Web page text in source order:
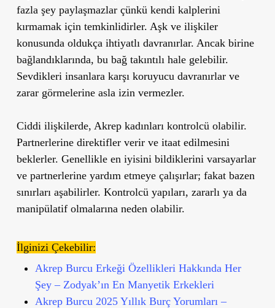
fazla şey paylaşmazlar çünkü kendi kalplerini
kırmamak için temkinlidirler. Aşk ve ilişkiler
konusunda oldukça ihtiyatlı davranırlar. Ancak birine
bağlandıklarında, bu bağ takıntılı hale gelebilir.
Sevdikleri insanlara karşı koruyucu davranırlar ve
zarar görmelerine asla izin vermezler.
Ciddi ilişkilerde, Akrep kadınları kontrolcü olabilir.
Partnerlerine direktifler verir ve itaat edilmesini
beklerler. Genellikle en iyisini bildiklerini varsayarlar
ve partnerlerine yardım etmeye çalışırlar; fakat bazen
sınırları aşabilirler. Kontrolcü yapıları, zararlı ya da
manipülatif olmalarına neden olabilir.
İlginizi Çekebilir:
Akrep Burcu Erkeği Özellikleri Hakkında Her
Şey – Zodyak’ın En Manyetik Erkekleri
Akrep Burcu 2025 Yıllık Burç Yorumları –